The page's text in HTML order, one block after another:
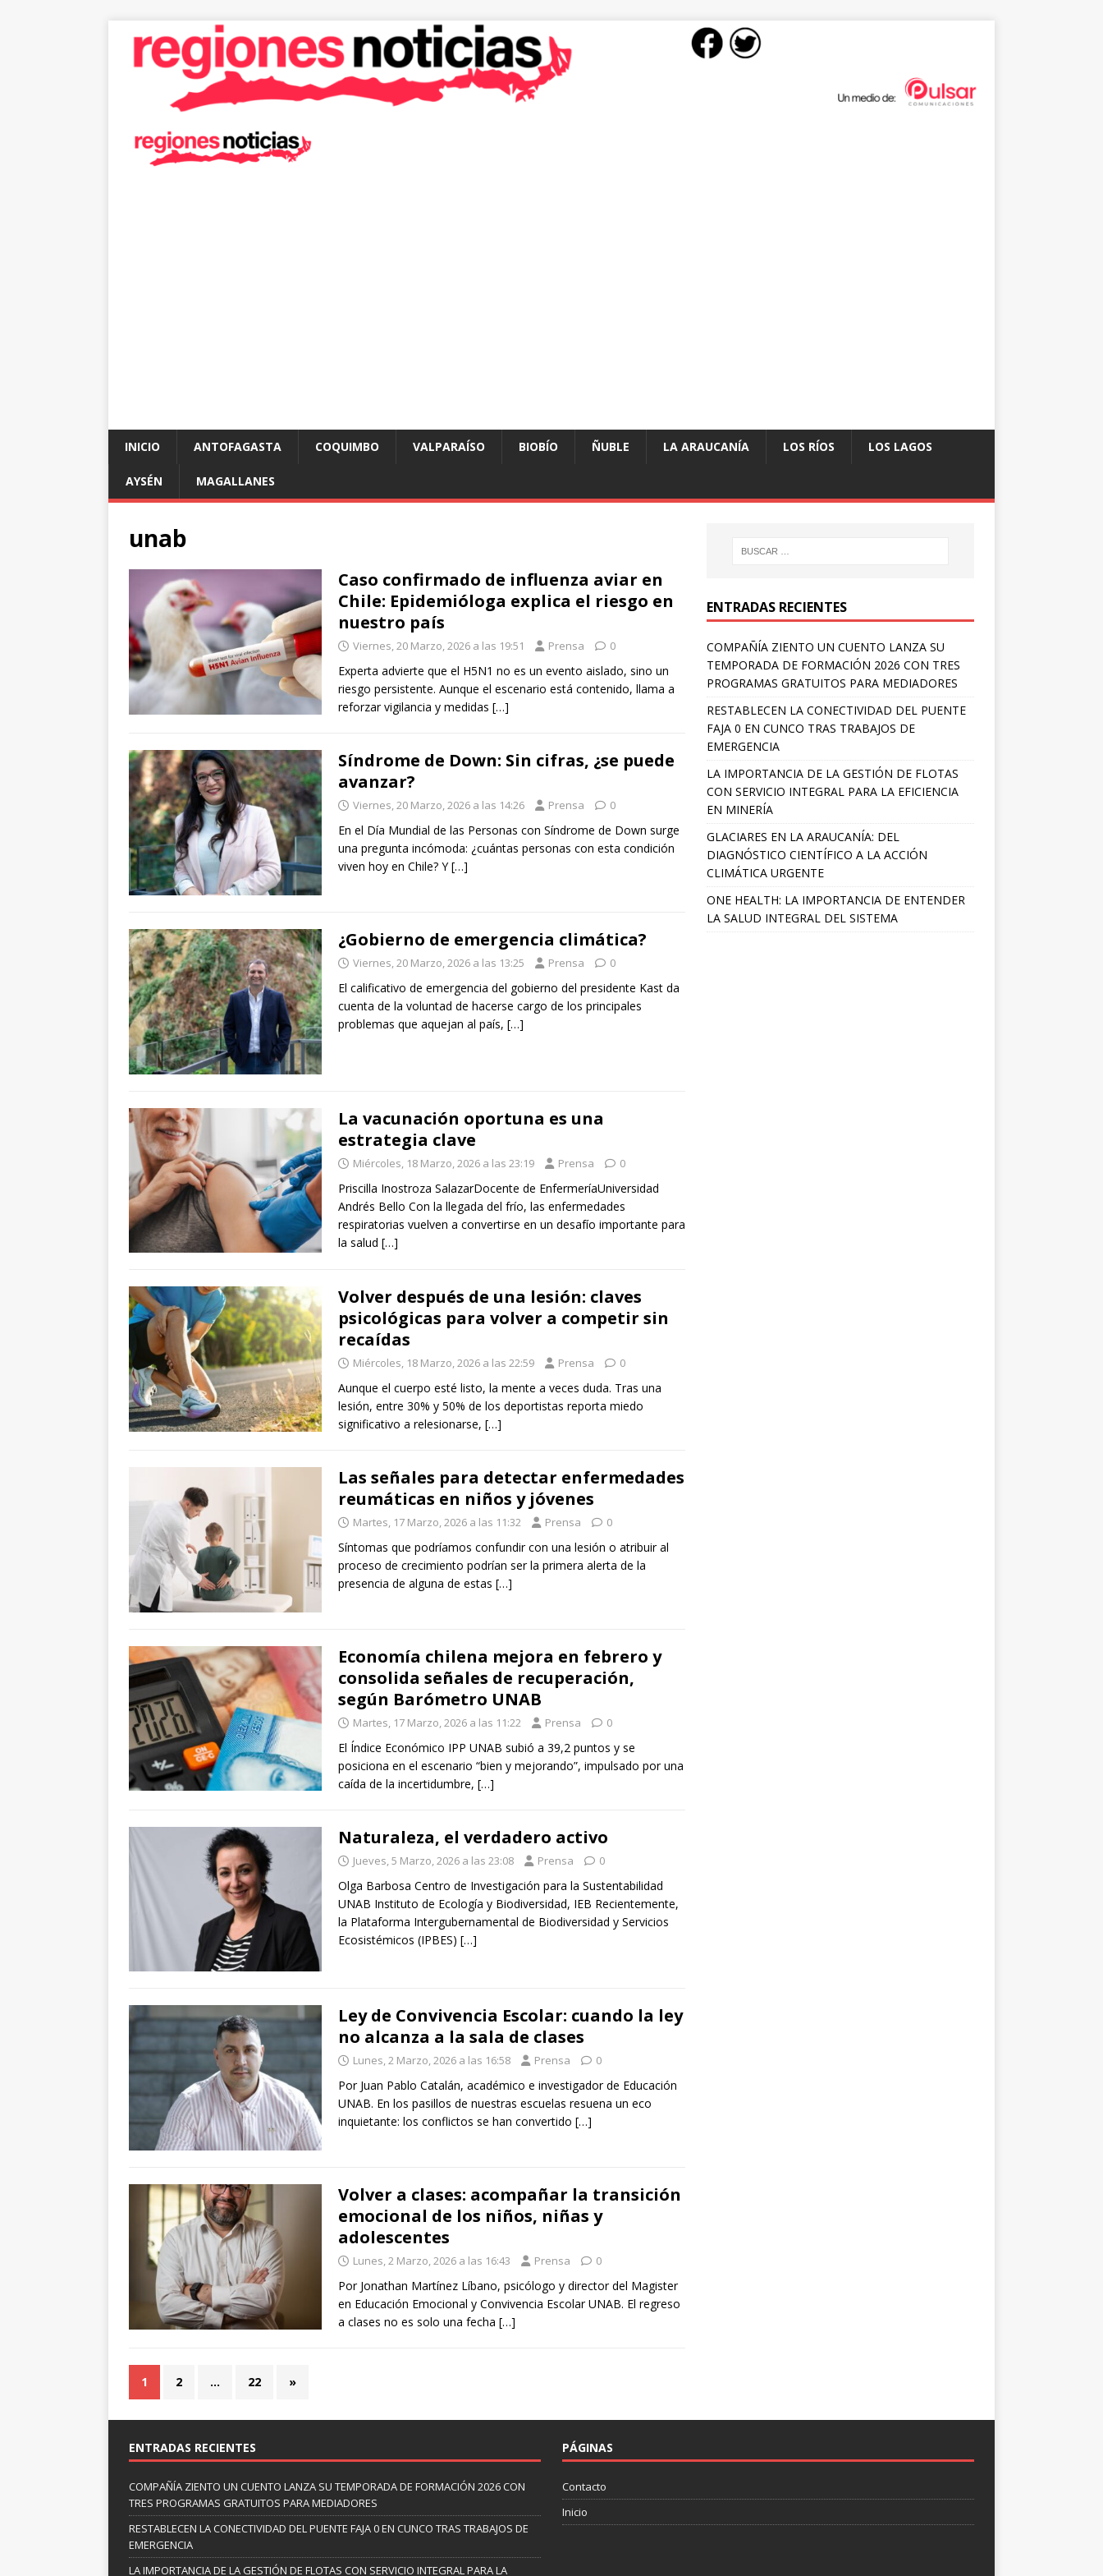
INICIO ANTOFAGASTA COQUIMBO VALPARAÍSO BIOBÍO ÑUBLE LA ARAUCANÍA LOS RÍOS LOS LAGOS
AYSÉN MAGALLANES
unab
Caso confirmado de influenza aviar en
Chile: Epidemióloga explica el riesgo en
nuestro país
Viernes, 20 Marzo, 2026 a las 19:51 Prensa 0
Experta advierte que el H5N1 no es un evento aislado, sino un
riesgo persistente. Aunque el escenario está contenido, llama a
reforzar vigilancia y medidas […]
Síndrome de Down: Sin cifras, ¿se puede
avanzar?
Viernes, 20 Marzo, 2026 a las 14:26 Prensa 0
En el Día Mundial de las Personas con Síndrome de Down surge
una pregunta incómoda: ¿cuántas personas con esta condición
viven hoy en Chile? Y[…]
¿Gobierno de emergencia climática?
Viernes, 20 Marzo, 2026 a las 13:25 Prensa 0
El calificativo de emergencia del gobierno del presidente Kast da
cuenta de la voluntad de hacerse cargo de los principales
problemas que aquejan al país, […]
La vacunación oportuna es una
estrategia clave
Miércoles, 18 Marzo, 2026 a las 23:19 Prensa 0
Priscilla Inostroza SalazarDocente de EnfermeríaUniversidad
Andrés Bello Con la llegada del frío, las enfermedades
respiratorias vuelven a convertirse en un desafío importante para
la salud […]
Volver después de una lesión: claves
psicológicas para volver a competir sin
recaídas
Miércoles, 18 Marzo, 2026 a las 22:59 Prensa 0
Aunque el cuerpo esté listo, la mente a veces duda. Tras una
lesión, entre 30% y 50% de los deportistas reporta miedo
significativo a relesionarse, […]
Las señales para detectar enfermedades
reumáticas en niños y jóvenes
Martes, 17 Marzo, 2026 a las 11:32 Prensa 0
Síntomas que podríamos confundir con una lesión o atribuir al
proceso de crecimiento podrían ser la primera alerta de la
presencia de alguna de estas […]
Economía chilena mejora en febrero y
consolida señales de recuperación,
según Barómetro UNAB
Martes, 17 Marzo, 2026 a las 11:22 Prensa 0
El Índice Económico IPP UNAB subió a 39,2 puntos y se
posiciona en el escenario “bien y mejorando”, impulsado por una
caída de la incertidumbre, […]
Naturaleza, el verdadero activo
Jueves, 5 Marzo, 2026 a las 23:08 Prensa 0
Olga Barbosa Centro de Investigación para la Sustentabilidad
UNAB Instituto de Ecología y Biodiversidad, IEB Recientemente,
la Plataforma Intergubernamental de Biodiversidad y Servicios
Ecosistémicos (IPBES) […]
Ley de Convivencia Escolar: cuando la ley
no alcanza a la sala de clases
Lunes, 2 Marzo, 2026 a las 16:58 Prensa 0
Por Juan Pablo Catalán, académico e investigador de Educación
UNAB. En los pasillos de nuestras escuelas resuena un eco
inquietante: los conflictos se han convertido […]
Volver a clases: acompañar la transición
emocional de los niños, niñas y
adolescentes
Lunes, 2 Marzo, 2026 a las 16:43 Prensa 0
Por Jonathan Martínez Líbano, psicólogo y director del Magister
en Educación Emocional y Convivencia Escolar UNAB. El regreso
a clases no es solo una fecha […]
1 2 … 22 »
ENTRADAS RECIENTES
COMPAÑÍA ZIENTO UN CUENTO LANZA SU
TEMPORADA DE FORMACIÓN 2026 CON TRES
PROGRAMAS GRATUITOS PARA MEDIADORES
RESTABLECEN LA CONECTIVIDAD DEL PUENTE
FAJA 0 EN CUNCO TRAS TRABAJOS DE
EMERGENCIA
LA IMPORTANCIA DE LA GESTIÓN DE FLOTAS
CON SERVICIO INTEGRAL PARA LA EFICIENCIA
EN MINERÍA
GLACIARES EN LA ARAUCANÍA: DEL
DIAGNÓSTICO CIENTÍFICO A LA ACCIÓN
CLIMÁTICA URGENTE
ONE HEALTH: LA IMPORTANCIA DE ENTENDER
LA SALUD INTEGRAL DEL SISTEMA
ENTRADAS RECIENTES
COMPAÑÍA ZIENTO UN CUENTO LANZA SU TEMPORADA DE FORMACIÓN 2026 CON
TRES PROGRAMAS GRATUITOS PARA MEDIADORES
RESTABLECEN LA CONECTIVIDAD DEL PUENTE FAJA 0 EN CUNCO TRAS TRABAJOS DE
EMERGENCIA
LA IMPORTANCIA DE LA GESTIÓN DE FLOTAS CON SERVICIO INTEGRAL PARA LA
PÁGINAS
Contacto
Inicio